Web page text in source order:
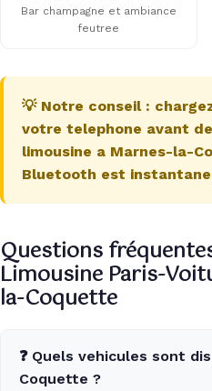
Bar champagne et ambiance
feutree
💡 Notre conseil :
votre telephone avant
limousine a Marnes-la-
Bluetooth est
Questions
Limousine Paris-
la-Coquette
❓ Quels vehicules sont
Coquette ?